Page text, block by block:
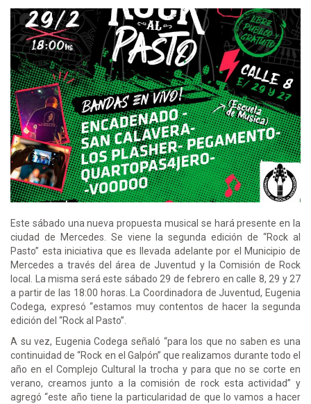
Este sábado una nueva propuesta musical se hará presente en la
ciudad de Mercedes. Se viene la segunda edición de “Rock al
Pasto” esta iniciativa que es llevada adelante por el Municipio de
Mercedes a través del área de Juventud y la Comisión de Rock
local. La misma será este sábado 29 de febrero en calle 8, 29 y 27
a partir de las 18:00 horas. La Coordinadora de Juventud, Eugenia
Codega, expresó “estamos muy contentos de hacer la segunda
edición del “Rock al Pasto”.
A su vez, Eugenia Codega señaló “para los que no saben es una
continuidad de “Rock en el Galpón” que realizamos durante todo el
año en el Complejo Cultural la trocha y para que no se corte en
verano, creamos junto a la comisión de rock esta actividad” y
agregó “este año tiene la particularidad de que lo vamos a hacer